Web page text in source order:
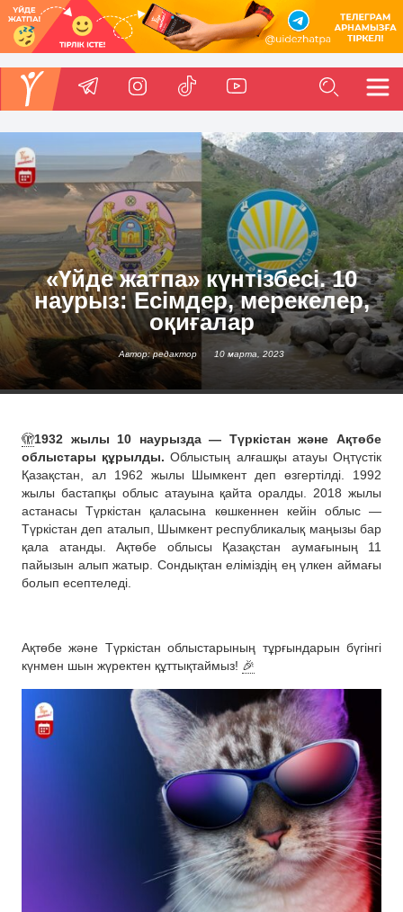
«Үйде жатпа» күнтізбесі. 10
наурыз: Есімдер, мерекелер,
оқиғалар
Автор: редактор 10 марта, 2023
🫣1932 жылы 10 наурызда — Түркістан және Ақтөбе
облыстары құрылды. Облыстың алғашқы атауы Оңтүстік
Қазақстан, ал 1962 жылы Шымкент деп өзгертілді. 1992
жылы бастапқы облыс атауына қайта оралды. 2018 жылы
астанасы Түркістан қаласына көшкеннен кейін облыс —
Түркістан деп аталып, Шымкент республикалық маңызы бар
қала атанды. Ақтөбе облысы Қазақстан аумағының 11
пайызын алып жатыр. Сондықтан еліміздің ең үлкен аймағы
болып есептеледі.
Ақтөбе және Түркістан облыстарының тұрғындарын бүгінгі
күнмен шын жүректен құттықтаймыз! 🎉